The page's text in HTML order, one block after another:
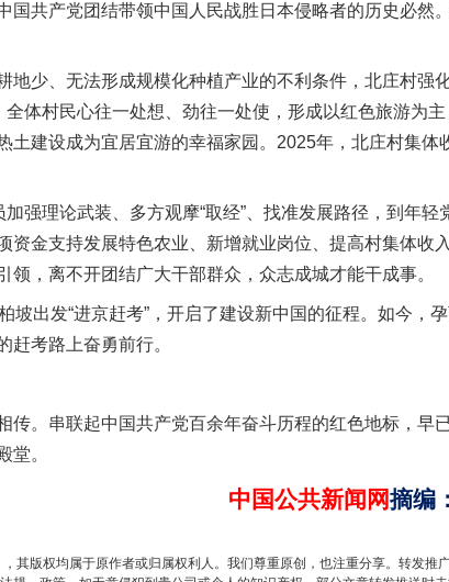
共产党团结带领中国人民战胜日本侵略者的历史必然
、无法形成规模化种植产业的不利条件，北庄村强化
体村民心往一处想、劲往一处使，形成以红色旅游为
建设成为宜居宜游的幸福家园。2025年，北庄村集体
理论武装、多方观摩“取经”、找准发展路径，到年轻
金支持发展特色农业、新增就业岗位、提高村集体收
，离不开团结广大干部群众，众志成城才能干成事。
出发“进京赶考”，开启了建设新中国的征程。如今，
考路上奋勇前行。
。串联起中国共产党百余年奋斗历程的红色地标，早
堂。
中国公共新闻网摘编 ：
其版权均属于原作者或归属权利人。我们尊重原创，也注重分享。转发推
情 巡回调解促和解..
军营 权益有保障